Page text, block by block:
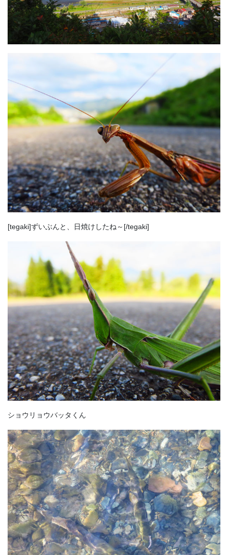
[tegaki]ずいぶんと、日焼けしたね～[/tegaki]
ショウリョウバッタくん